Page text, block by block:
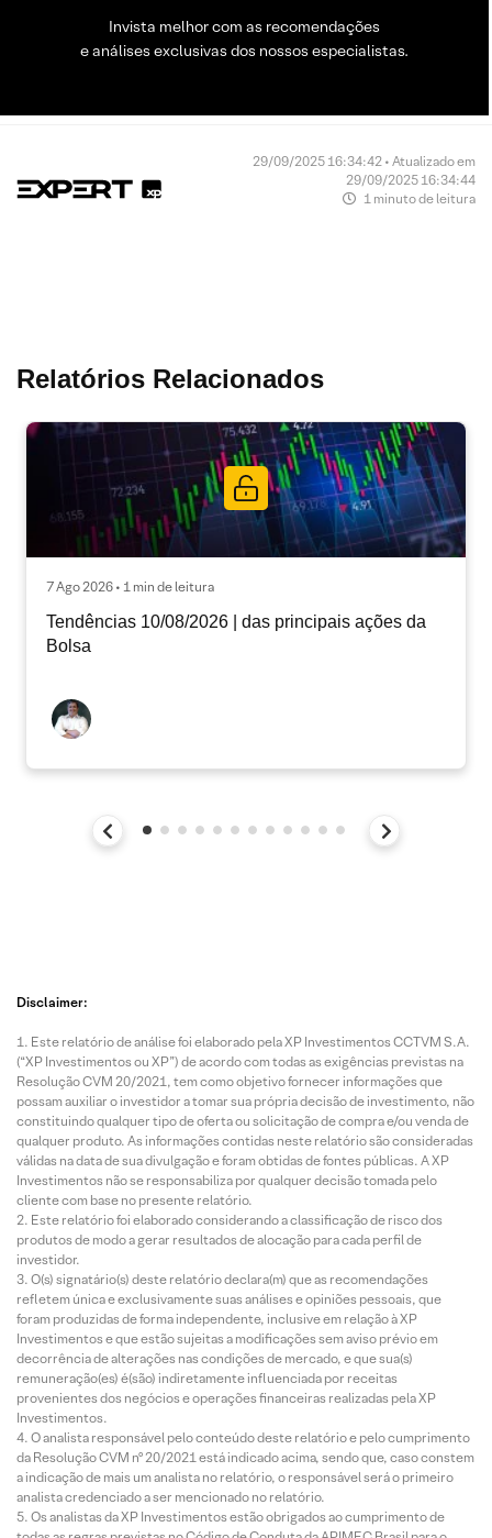
Invista melhor com as recomendações
e análises exclusivas dos nossos especialistas.
29/09/2025 16:34:42 • Atualizado em
29/09/2025 16:34:44
1 minuto de leitura
Relatórios Relacionados
7 Ago 2026 • 1 min de leitura
Tendências 10/08/2026 | das principais ações da
Bolsa
Disclaimer:
Este relatório de análise foi elaborado pela XP Investimentos CCTVM S.A.
(“XP Investimentos ou XP”) de acordo com todas as exigências previstas na
Resolução CVM 20/2021, tem como objetivo fornecer informações que
possam auxiliar o investidor a tomar sua própria decisão de investimento, não
constituindo qualquer tipo de oferta ou solicitação de compra e/ou venda de
qualquer produto. As informações contidas neste relatório são consideradas
válidas na data de sua divulgação e foram obtidas de fontes públicas. A XP
Investimentos não se responsabiliza por qualquer decisão tomada pelo
cliente com base no presente relatório.
Este relatório foi elaborado considerando a classificação de risco dos
produtos de modo a gerar resultados de alocação para cada perfil de
investidor.
O(s) signatário(s) deste relatório declara(m) que as recomendações
refletem única e exclusivamente suas análises e opiniões pessoais, que
foram produzidas de forma independente, inclusive em relação à XP
Investimentos e que estão sujeitas a modificações sem aviso prévio em
decorrência de alterações nas condições de mercado, e que sua(s)
remuneração(es) é(são) indiretamente influenciada por receitas
provenientes dos negócios e operações financeiras realizadas pela XP
Investimentos.
O analista responsável pelo conteúdo deste relatório e pelo cumprimento
da Resolução CVM nº 20/2021 está indicado acima, sendo que, caso constem
a indicação de mais um analista no relatório, o responsável será o primeiro
analista credenciado a ser mencionado no relatório.
Os analistas da XP Investimentos estão obrigados ao cumprimento de